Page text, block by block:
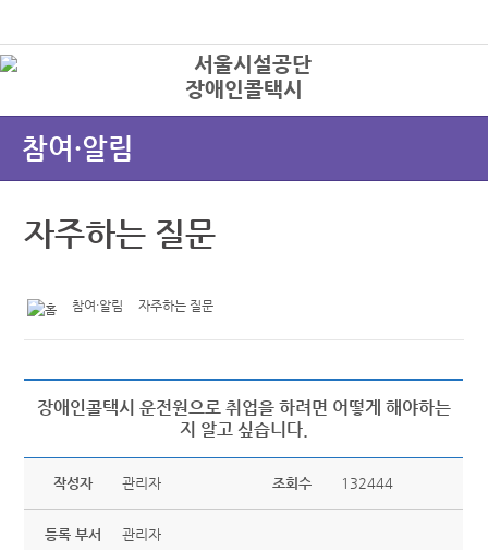
장애인콜택시
참여·알림
자주하는 질문
참여·알림 자주하는 질문
장애인콜택시 운전원으로 취업을 하려면 어떻게 해야하는
지 알고 싶습니다.
작성자 관리자 조회수 132444
등록 부서 관리자